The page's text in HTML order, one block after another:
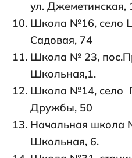
ул. Джеметинская,
Школа №16, село
Садовая, 74
Школа № 23,
Школьная,1.
Школа №14, село
Дружбы, 50
Начальная школа
Школьная, 6.